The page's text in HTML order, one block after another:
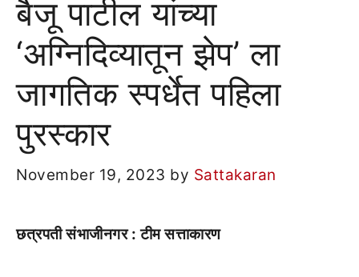
बैजू पाटील यांच्या
‘अग्निदिव्यातून झेप’ ला
जागतिक स्पर्धेत पहिला
पुरस्कार
November 19, 2023 by Sattakaran
छत्रपती संभाजीनगर : टीम सत्ताकारण